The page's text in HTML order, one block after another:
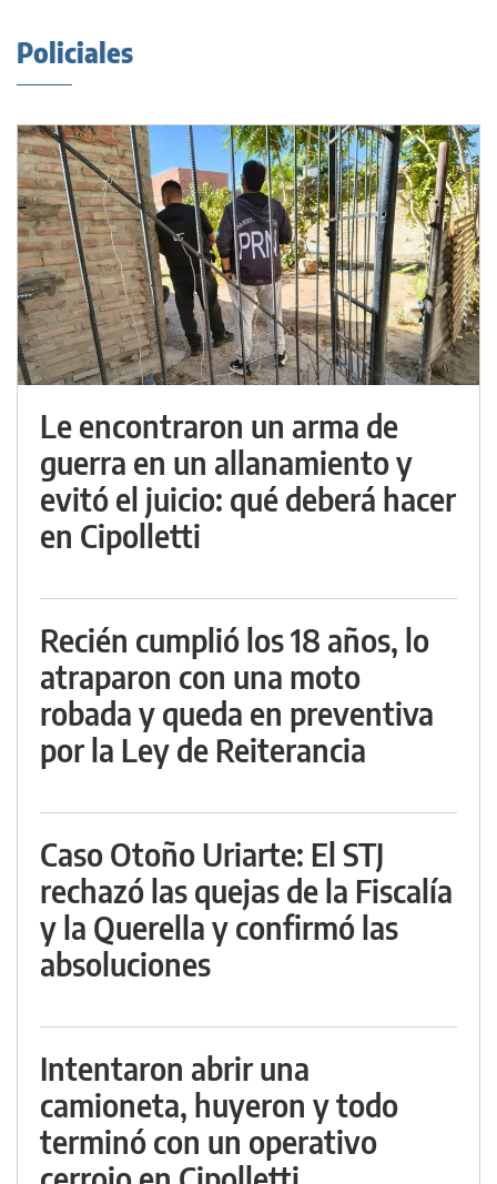
Policiales
Le encontraron un arma de
guerra en un allanamiento y
evitó el juicio: qué deberá hacer
en Cipolletti
Recién cumplió los 18 años, lo
atraparon con una moto
robada y queda en preventiva
por la Ley de Reiterancia
Caso Otoño Uriarte: El STJ
rechazó las quejas de la Fiscalía
y la Querella y confirmó las
absoluciones
Intentaron abrir una
camioneta, huyeron y todo
terminó con un operativo